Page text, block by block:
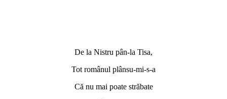
De la Nistru pân-la Tisa,
Tot românul plânsu-mi-s-a
Că nu mai poate străbate